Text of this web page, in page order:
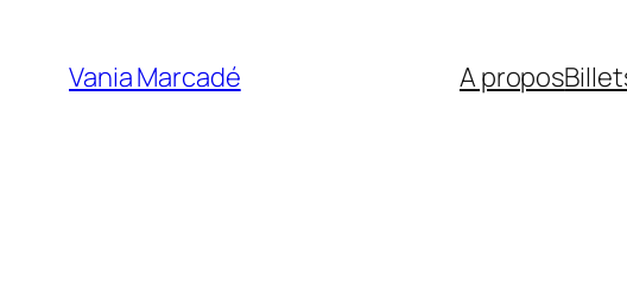
contenu
Vania Marcadé A propos